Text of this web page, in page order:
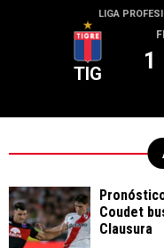
LIGA
TIG 1
Coudet
Clausura